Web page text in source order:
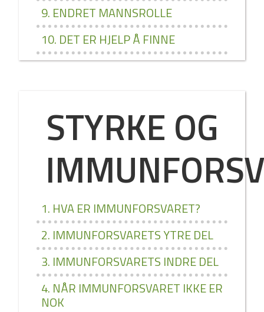
9. ENDRET MANNSROLLE
10. DET ER HJELP Å FINNE
STYRKE OG
1. HVA ER IMMUNFORSVARET?
2. IMMUNFORSVARETS YTRE DEL
3. IMMUNFORSVARETS INDRE DEL
4. NÅR IMMUNFORSVARET IKKE ER
NOK